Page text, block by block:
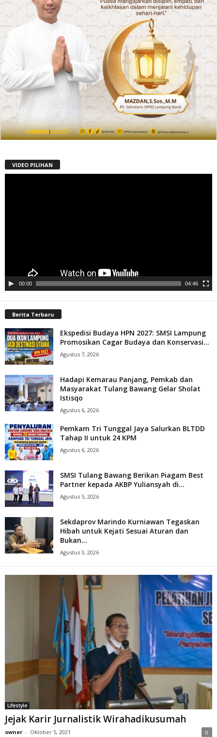
VIDEO PILIHAN
00:00 04:46
Berita Terbaru
Ekspedisi Budaya HPN 2027: SMSI Lampung
Promosikan Cagar Budaya dan Konservasi...
Agustus 7, 2026
Hadapi Kemarau Panjang, Pemkab dan
Masyarakat Tulang Bawang Gelar Sholat
Istisqo
Agustus 6, 2026
Pemkam Tri Tunggal Jaya Salurkan BLTDD
Tahap II untuk 24 KPM
Agustus 6, 2026
SMSI Tulang Bawang Berikan Piagam Best
Partner kepada AKBP Yuliansyah di...
Agustus 5, 2026
Sekdaprov Marindo Kurniawan Tegaskan
Hibah untuk Kejati Sesuai Aturan dan
Bukan...
Agustus 3, 2026
Lifestyle
Jejak Karir Jurnalistik Wirahadikusumah
owner - Oktober 5, 2021 0